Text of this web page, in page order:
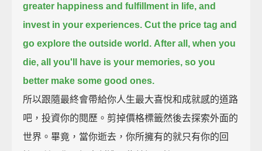
greater happiness and fulfillment in life, and
invest in your experiences. Cut the price tag and
go explore the outside world. After all, when you
die, all you'll have is your memories, so you
better make some good ones.
所以跟隨最終會帶給你人生最大喜悅和成就感的道路
吧，投資你的閱歷。剪掉價格標籤然後去探索外面的
世界。畢竟，當你逝去，你所擁有的就只有你的回